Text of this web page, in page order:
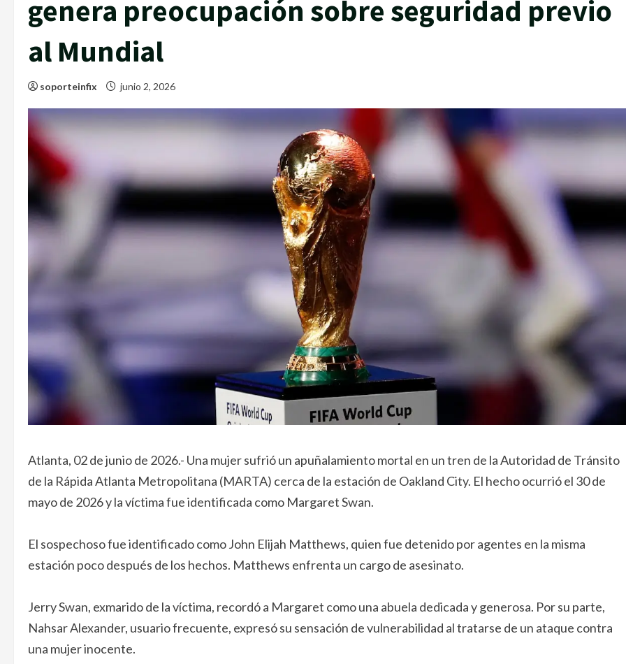
genera preocupación sobre seguridad previo
al Mundial
soporteinfix junio 2, 2026
Atlanta, 02 de junio de 2026.- Una mujer sufrió un apuñalamiento mortal en un tren de la Autoridad de Tránsito
de la Rápida Atlanta Metropolitana (MARTA) cerca de la estación de Oakland City. El hecho ocurrió el 30 de
mayo de 2026 y la víctima fue identificada como Margaret Swan.
El sospechoso fue identificado como John Elijah Matthews, quien fue detenido por agentes en la misma
estación poco después de los hechos. Matthews enfrenta un cargo de asesinato.
Jerry Swan, exmarido de la víctima, recordó a Margaret como una abuela dedicada y generosa. Por su parte,
Nahsar Alexander, usuario frecuente, expresó su sensación de vulnerabilidad al tratarse de un ataque contra
una mujer inocente.